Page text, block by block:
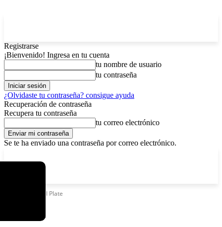
Registrarse
¡Bienvenido! Ingresa en tu cuenta
tu nombre de usuario
tu contraseña
¿Olvidaste tu contraseña? consigue ayuda
Recuperación de contraseña
Recupera tu contraseña
tu correo electrónico
Se te ha enviado una contraseña por correo electrónico.
Rivel Plate